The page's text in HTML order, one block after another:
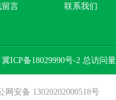
留言 联系我们
冀ICP备18029990号-2 总访问
网安备 13020202000518号